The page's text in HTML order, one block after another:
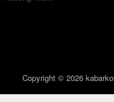
Copyright © 2026